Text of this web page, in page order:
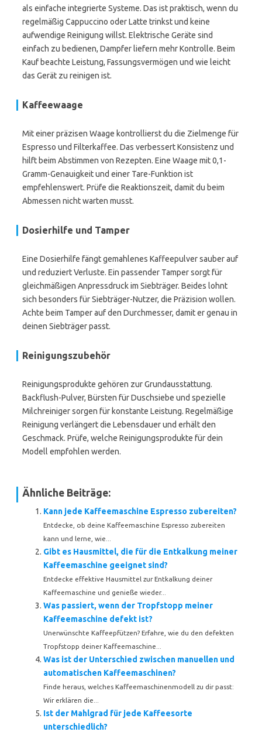
als einfache integrierte Systeme. Das ist praktisch, wenn du
regelmäßig Cappuccino oder Latte trinkst und keine
aufwendige Reinigung willst. Elektrische Geräte sind
einfach zu bedienen, Dampfer liefern mehr Kontrolle. Beim
Kauf beachte Leistung, Fassungsvermögen und wie leicht
das Gerät zu reinigen ist.
Kaffeewaage
Mit einer präzisen Waage kontrollierst du die Zielmenge für
Espresso und Filterkaffee. Das verbessert Konsistenz und
hilft beim Abstimmen von Rezepten. Eine Waage mit 0,1-
Gramm-Genauigkeit und einer Tare-Funktion ist
empfehlenswert. Prüfe die Reaktionszeit, damit du beim
Abmessen nicht warten musst.
Dosierhilfe und Tamper
Eine Dosierhilfe fängt gemahlenes Kaffeepulver sauber auf
und reduziert Verluste. Ein passender Tamper sorgt für
gleichmäßigen Anpressdruck im Siebträger. Beides lohnt
sich besonders für Siebträger-Nutzer, die Präzision wollen.
Achte beim Tamper auf den Durchmesser, damit er genau in
deinen Siebträger passt.
Reinigungszubehör
Reinigungsprodukte gehören zur Grundausstattung.
Backflush-Pulver, Bürsten für Duschsiebe und spezielle
Milchreiniger sorgen für konstante Leistung. Regelmäßige
Reinigung verlängert die Lebensdauer und erhält den
Geschmack. Prüfe, welche Reinigungsprodukte für dein
Modell empfohlen werden.
Ähnliche Beiträge:
Kann jede Kaffeemaschine Espresso zubereiten?
Entdecke, ob deine Kaffeemaschine Espresso zubereiten
kann und lerne, wie...
Gibt es Hausmittel, die für die Entkalkung meiner
Kaffeemaschine geeignet sind?
Entdecke effektive Hausmittel zur Entkalkung deiner
Kaffeemaschine und genieße wieder...
Was passiert, wenn der Tropfstopp meiner
Kaffeemaschine defekt ist?
Unerwünschte Kaffeepfützen? Erfahre, wie du den defekten
Tropfstopp deiner Kaffeemaschine...
Was ist der Unterschied zwischen manuellen und
automatischen Kaffeemaschinen?
Finde heraus, welches Kaffeemaschinenmodell zu dir passt:
Wir erklären die...
Ist der Mahlgrad für jede Kaffeesorte
unterschiedlich?